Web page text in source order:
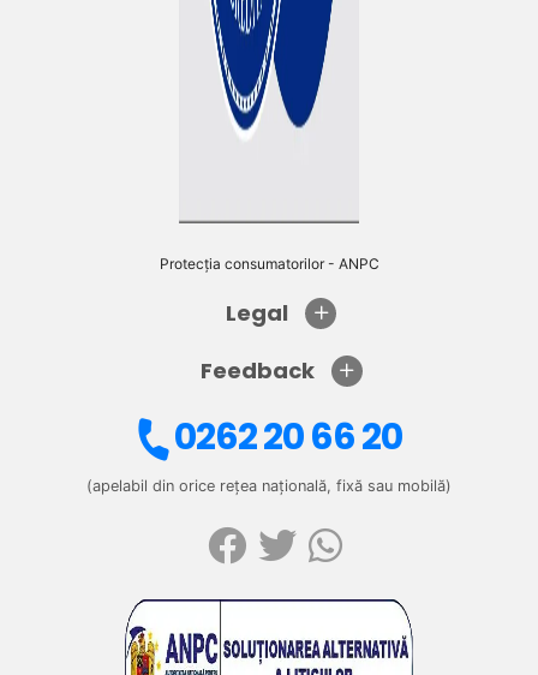
Protecția consumatorilor - ANPC
Legal
Feedback
0262 20 66 20
(apelabil din orice rețea națională, fixă sau mobilă)